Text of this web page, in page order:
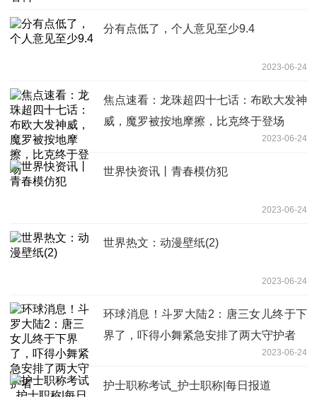
分有点低了，个人意见至少9.4
2023-06-24
焦点速看：龙珠超四十七话：布欧大发神
威，魔罗被按地摩擦，比克终于登场
2023-06-24
世界快资讯丨青春模仿犯
2023-06-24
世界热文：动漫壁纸(2)
2023-06-24
环球消息！斗罗大陆2：唐三女儿终于下
界了，吓得小舞紧急安排了两大守护者
2023-06-24
护士职称考试_护士职称|每日报道